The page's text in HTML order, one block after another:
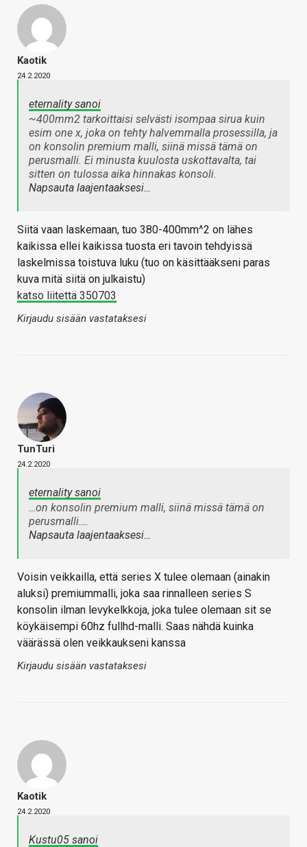
Kaotik
24.2.2020
eternality sanoi
~400mm2 tarkoittaisi selvästi isompaa sirua kuin
esim one x, joka on tehty halvemmalla prosessilla, ja
on konsolin premium malli, siinä missä tämä on
perusmalli. Ei minusta kuulosta uskottavalta, tai
sitten on tulossa aika hinnakas konsoli.
Napsauta laajentaaksesi…
Siitä vaan laskemaan, tuo 380-400mm^2 on lähes
kaikissa ellei kaikissa tuosta eri tavoin tehdyissä
laskelmissa toistuva luku (tuo on käsittääkseni paras
kuva mitä siitä on julkaistu)
katso liitettä 350703
Kirjaudu sisään vastataksesi
TunTuri
24.2.2020
eternality sanoi
…on konsolin premium malli, siinä missä tämä on
perusmalli….
Napsauta laajentaaksesi…
Voisin veikkailla, että series X tulee olemaan (ainakin
aluksi) premiummalli, joka saa rinnalleen series S
konsolin ilman levykelkkoja, joka tulee olemaan sit se
köykäisempi 60hz fullhd-malli. Saas nähdä kuinka
väärässä olen veikkaukseni kanssa
Kirjaudu sisään vastataksesi
Kaotik
24.2.2020
Kustu05 sanoi